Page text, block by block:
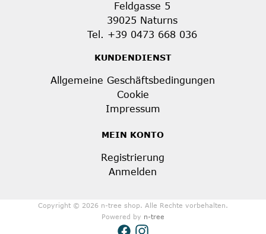
Feldgasse 5
39025 Naturns
Tel. +39 0473 668 036
KUNDENDIENST
Allgemeine Geschäftsbedingungen
Cookie
Impressum
MEIN KONTO
Registrierung
Anmelden
Copyright © 2026 n-tree shop. Alle Rechte vorbehalten.
Powered by n-tree